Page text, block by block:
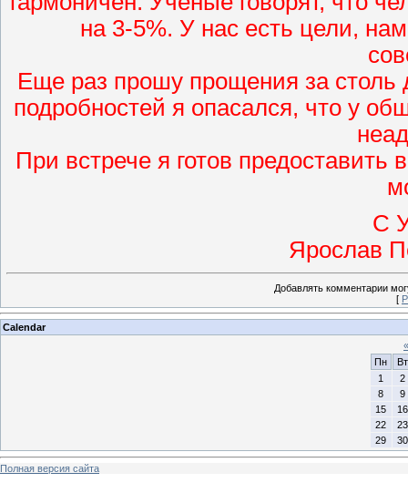
на 3-5%. У нас есть цели,
Еще раз прошу прощения за столь
подробностей я опасался, что у
При встрече я готов
С
Ярослав
Добавлять комментарии
[
Calendar
«
Пн
Вт
1
2
8
9
15
16
22
23
29
30
Полная версия сайта